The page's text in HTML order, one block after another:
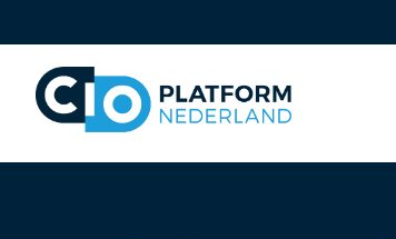
links
Direct
het